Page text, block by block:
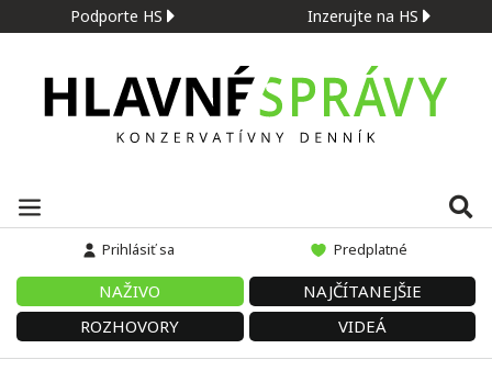
Podporte HS Inzerujte na HS
Prihlásiť sa Predplatné
NAŽIVO
NAJČÍTANEJŠIE
ROZHOVORY
VIDEÁ